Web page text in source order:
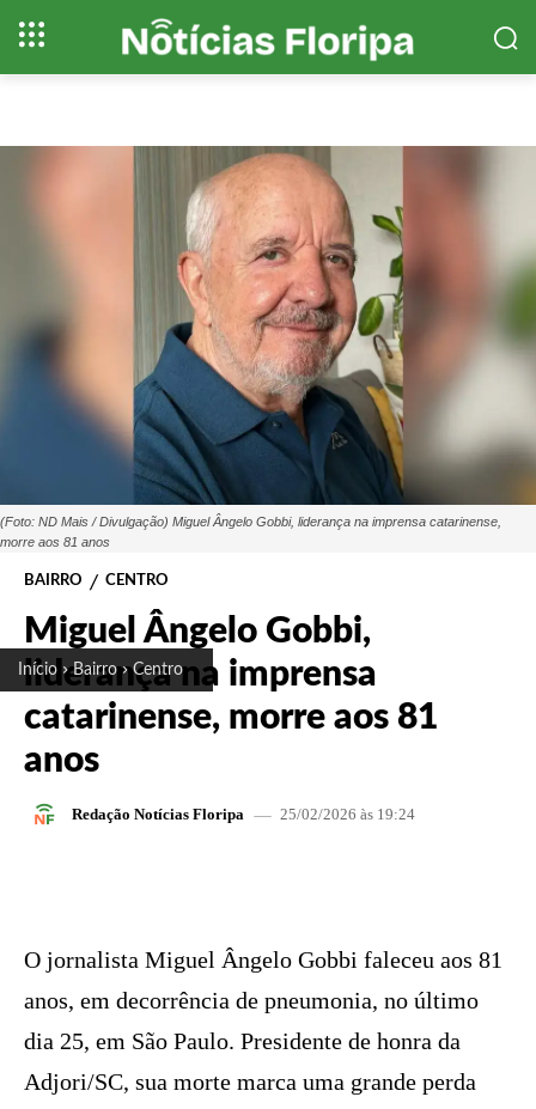
Início Bairro Centro
(Foto: ND Mais / Divulgação) Miguel Ângelo Gobbi, liderança na imprensa catarinense,
morre aos 81 anos
BAIRRO CENTRO
Miguel Ângelo Gobbi,
liderança na imprensa
catarinense, morre aos 81
anos
Redação Notícias Floripa 25/02/2026 às 19:24
O jornalista Miguel Ângelo Gobbi faleceu aos 81
anos, em decorrência de pneumonia, no último
dia 25, em São Paulo. Presidente de honra da
Adjori/SC, sua morte marca uma grande perda